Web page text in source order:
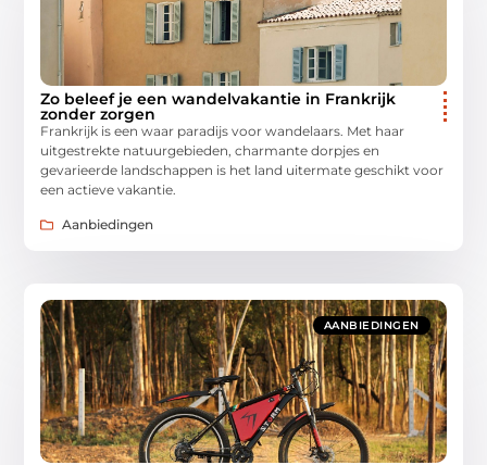
Zo beleef je een wandelvakantie in Frankrijk
zonder zorgen
Frankrijk is een waar paradijs voor wandelaars. Met haar
uitgestrekte natuurgebieden, charmante dorpjes en
gevarieerde landschappen is het land uitermate geschikt voor
een actieve vakantie.
Aanbiedingen
AANBIEDINGEN